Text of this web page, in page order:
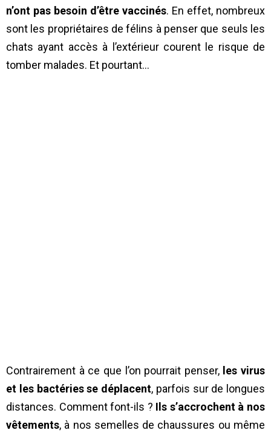
n’ont pas besoin d’être vaccinés. En effet, nombreux
sont les propriétaires de félins à penser que seuls les
chats ayant accès à l’extérieur courent le risque de
tomber malades. Et pourtant…
Contrairement à ce que l’on pourrait penser, les virus
et les bactéries se déplacent, parfois sur de longues
distances. Comment font-ils ? Ils s’accrochent à nos
vêtements, à nos semelles de chaussures ou même